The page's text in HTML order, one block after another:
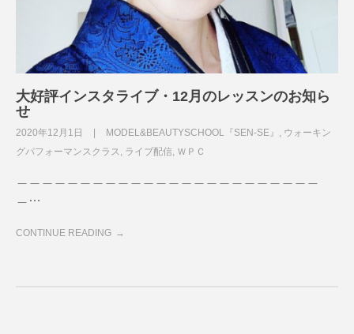
大好評インスタライブ・12月のレッスンのお知ら
せ
2020年12月1日 MODEL&BEAUTYSCHOOL『SEN-SE』
ウォーキン
グパフォーマンスクラス
ライブ配信 ＷＰＣ
＿…
CONTINUE READING